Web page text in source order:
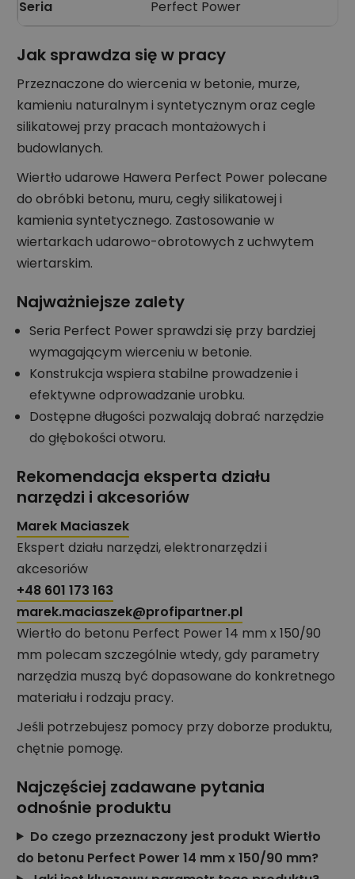
Seria Perfect Power
Jak sprawdza się w pracy
Przeznaczone do wiercenia w betonie, murze,
kamieniu naturalnym i syntetycznym oraz cegle
silikatowej przy pracach montażowych i
budowlanych.
Wiertło udarowe Hawera Perfect Power polecane
do obróbki betonu, muru, cegły silikatowej i
kamienia syntetycznego. Zastosowanie w
wiertarkach udarowo-obrotowych z uchwytem
wiertarskim.
Najważniejsze zalety
Seria Perfect Power sprawdzi się przy bardziej
wymagającym wierceniu w betonie.
Konstrukcja wspiera stabilne prowadzenie i
efektywne odprowadzanie urobku.
Dostępne długości pozwalają dobrać narzędzie
do głębokości otworu.
Rekomendacja eksperta działu
narzędzi i akcesoriów
Marek Maciaszek
Ekspert działu narzędzi, elektronarzędzi i
akcesoriów
+48 601 173 163
marek.maciaszek@profipartner.pl
Wiertło do betonu Perfect Power 14 mm x 150/90
mm polecam szczególnie wtedy, gdy parametry
narzędzia muszą być dopasowane do konkretnego
materiału i rodzaju pracy.
Jeśli potrzebujesz pomocy przy doborze produktu,
chętnie pomogę.
Najczęściej zadawane pytania
odnośnie produktu
Do czego przeznaczony jest produkt Wiertło
do betonu Perfect Power 14 mm x 150/90 mm?